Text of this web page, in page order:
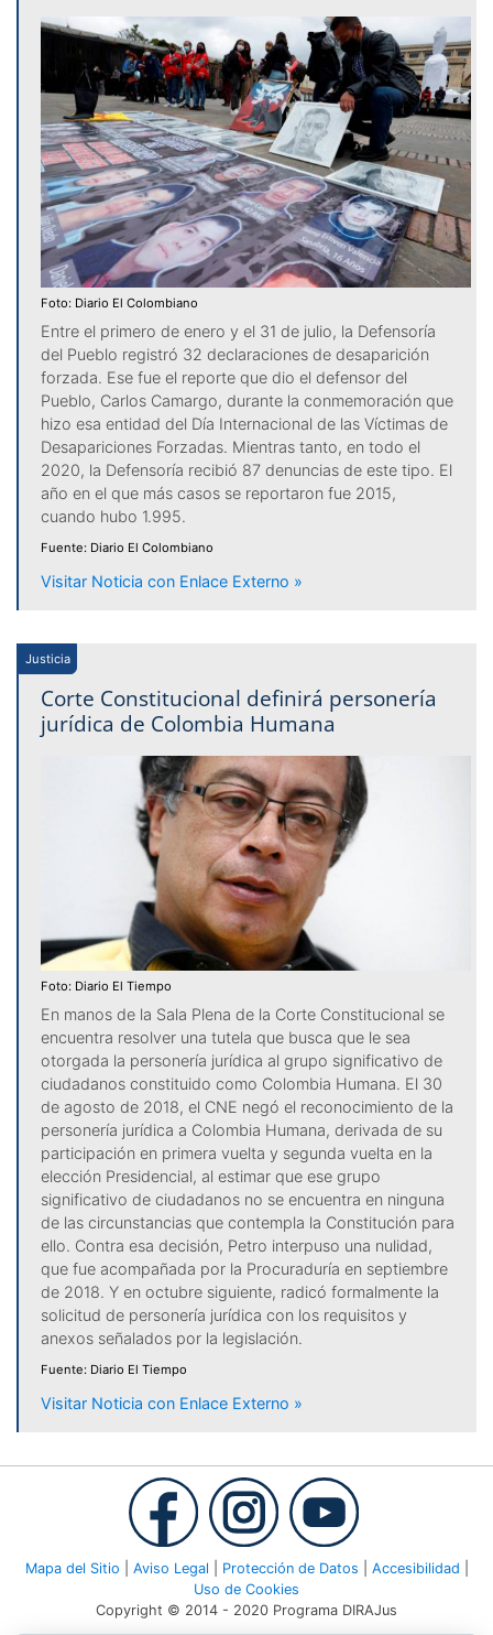
Foto: Diario El Colombiano
Entre el primero de enero y el 31 de julio, la Defensoría
del Pueblo registró 32 declaraciones de desaparición
forzada. Ese fue el reporte que dio el defensor del
Pueblo, Carlos Camargo, durante la conmemoración que
hizo esa entidad del Día Internacional de las Víctimas de
Desapariciones Forzadas. Mientras tanto, en todo el
2020, la Defensoría recibió 87 denuncias de este tipo. El
año en el que más casos se reportaron fue 2015,
cuando hubo 1.995.
Fuente: Diario El Colombiano
Visitar Noticia con Enlace Externo »
Justicia
Corte Constitucional definirá personería
jurídica de Colombia Humana
Foto: Diario El Tiempo
En manos de la Sala Plena de la Corte Constitucional se
encuentra resolver una tutela que busca que le sea
otorgada la personería jurídica al grupo significativo de
ciudadanos constituido como Colombia Humana. El 30
de agosto de 2018, el CNE negó el reconocimiento de la
personería jurídica a Colombia Humana, derivada de su
participación en primera vuelta y segunda vuelta en la
elección Presidencial, al estimar que ese grupo
significativo de ciudadanos no se encuentra en ninguna
de las circunstancias que contempla la Constitución para
ello. Contra esa decisión, Petro interpuso una nulidad,
que fue acompañada por la Procuraduría en septiembre
de 2018. Y en octubre siguiente, radicó formalmente la
solicitud de personería jurídica con los requisitos y
anexos señalados por la legislación.
Fuente: Diario El Tiempo
Visitar Noticia con Enlace Externo »
Mapa del Sitio Aviso Legal Protección de Datos Accesibilidad
Uso de Cookies
Copyright © 2014 - 2020 Programa DIRAJus